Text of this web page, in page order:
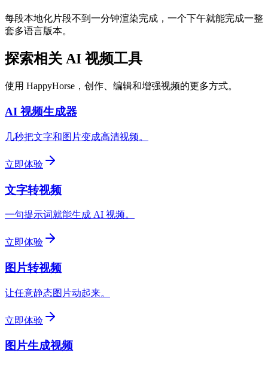
每段本地化片段不到一分钟渲染完成，一个下午就能完成一整
套多语言版本。
探索相关 AI 视频工具
使用 HappyHorse，创作、编辑和增强视频的更多方式。
AI 视频生成器
几秒把文字和图片变成高清视频。
立即体验
文字转视频
一句提示词就能生成 AI 视频。
立即体验
图片转视频
让任意静态图片动起来。
立即体验
图片生成视频